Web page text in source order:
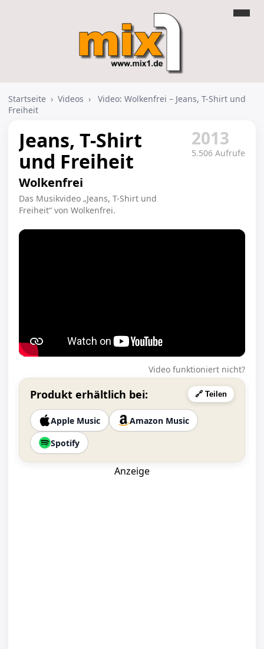
Startseite › Videos ›
Video: Wolkenfrei – Jeans, T-Shirt und
Freiheit
Jeans, T-Shirt
und Freiheit
Wolkenfrei
Das Musikvideo „Jeans, T-Shirt und
Freiheit“ von Wolkenfrei.
2013
5.506 Aufrufe
Video funktioniert nicht?
Produkt erhältlich bei: 🔗 Teilen
Apple Music
Amazon Music
Spotify
Anzeige